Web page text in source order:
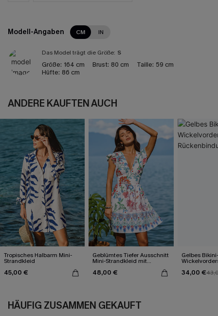
Modell-Angaben CM IN
Das Model trägt die Größe: S
Größe: 164 cm Brust: 80 cm Taille: 59 cm
Hüfte: 86 cm
ANDERE KAUFTEN AUCH
Tropisches Halbarm Mini-
Strandkleid
45,00 €
Geblümtes Tiefer Ausschnitt
Mini-Strandkleid mit
48,00 €
Gelbes
34,00 €
HÄUFIG ZUSAMMEN GEKAUFT